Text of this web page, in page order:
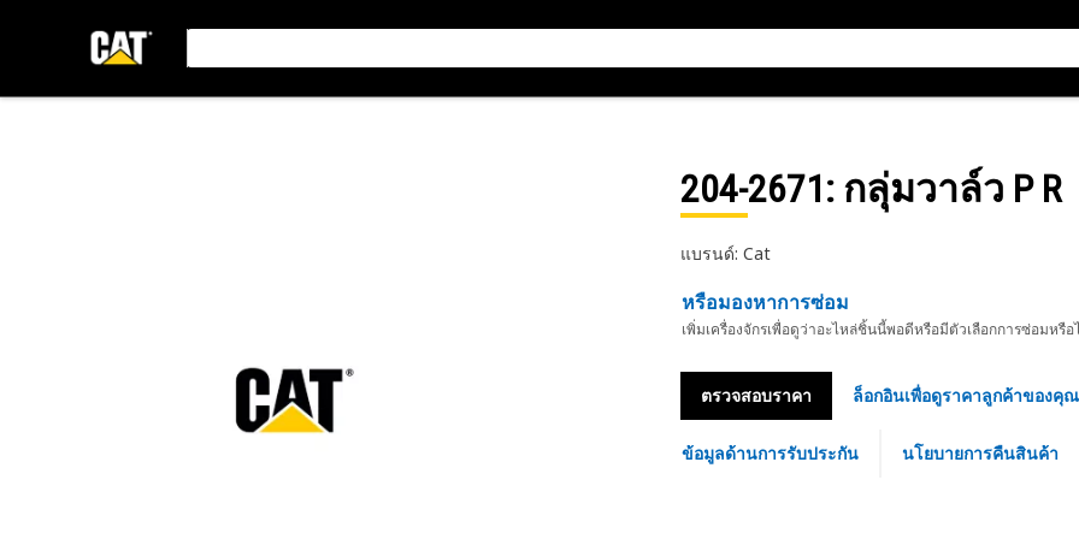
204-2671: กลุ่มวาล์ว P R
แบรนด์: Cat
หรือมองหาการซ่อม
เพิ่มเครื่องจักรเพื่อดูว่าอะไหล่ชิ้นนี้พอดีหรือมีตัวเลือกการซ่อมหรือ
ตรวจสอบราคา ล็อกอินเพื่อดูราคาลูกค้าของคุณ
ข้อมูลด้านการรับประกัน นโยบายการคืนสินค้า